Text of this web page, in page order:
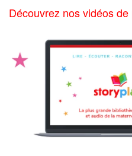
Découvrez nos vidéos